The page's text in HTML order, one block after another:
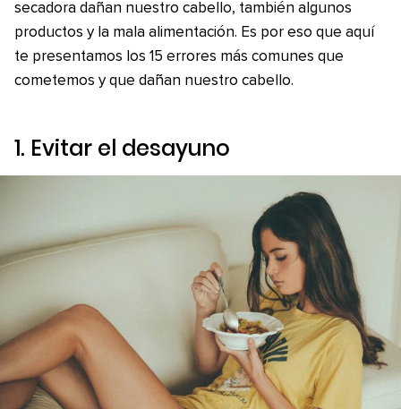
secadora dañan nuestro cabello, también algunos
productos y la mala alimentación. Es por eso que aquí
te presentamos los 15 errores más comunes que
cometemos y que dañan nuestro cabello.
1. Evitar el desayuno